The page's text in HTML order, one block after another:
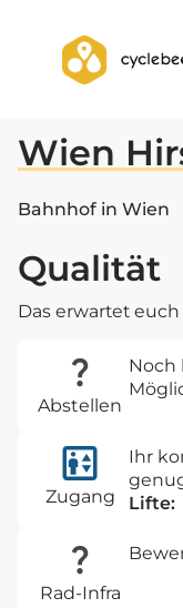
zurück zur Suche
Wien
Bahnhof in Wien
Qualität
Das erwartet
Abstellen
Noch
Zugang
Ihr
Lifte:
Rad-Infra